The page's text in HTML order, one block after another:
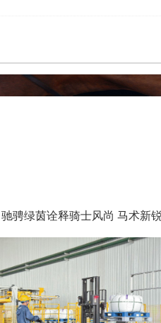
驰骋绿茵诠释骑士风尚 马术新